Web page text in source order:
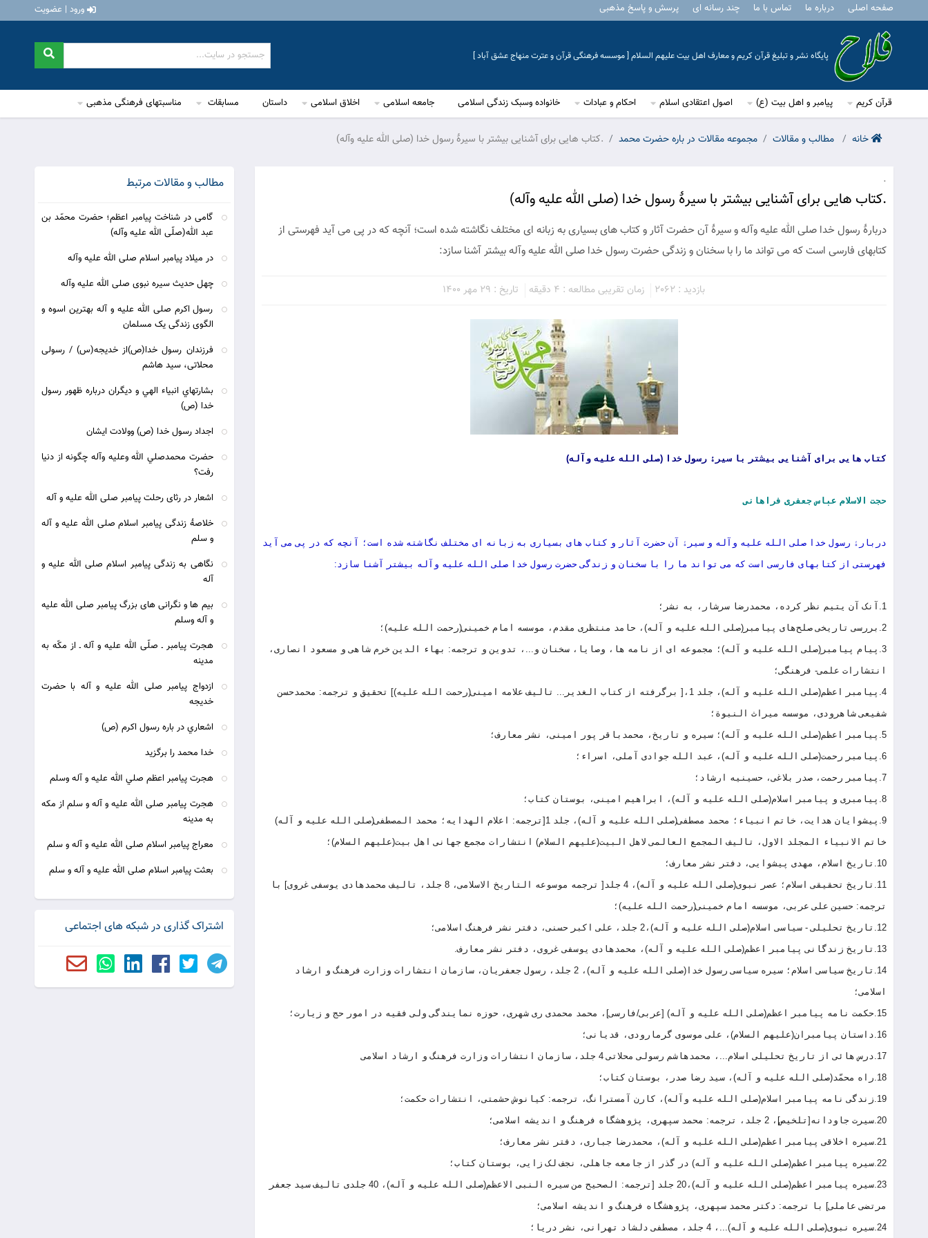
صفحه اصلی درباره ما تماس با ما چند رسانه ای پرسش و پاسخ مذهبی ورود | عضویت
پایگاه نشر و تبلیغ قرآن کریم و معارف اهل بیت علیهم السلام [ موسسه فرهنگی قرآن و عترت منهاج عشق آباد ]
قرآن کریم پیامبر و اهل بیت (ع) اصول اعتقادی اسلام احکام و عبادات خانواده وسبک زندگی اسلامی جامعه اسلامی اخلاق اسلامی داستان مسابقات مناسبتهای فرهنگی مذهبی
خانه مطالب و مقالات مجموعه مقالات در باره حضرت محمد .کتاب هایی برای آشنایی بیشتر با سیرۀ رسول خدا (صلی الله علیه وآله)
.
.کتاب هایی برای آشنایی بیشتر با سیرۀ رسول خدا (صلی الله علیه وآله)
دربارۀ رسول خدا صلی الله علیه وآله و سیرۀ آن حضرت آثار و کتاب های بسیاری به زبانه ای مختلف نگاشته شده است؛ آنچه که در پی می آید فهرستی از
کتابهای فارسی است که می تواند ما را با سخنان و زندگی حضرت رسول خدا صلی الله علیه وآله بیشتر آشنا سازد:
بازدید : 2062 زمان تقریبی مطالعه : 4 دقیقه تاریخ : 29 مهر 1400
کتاب هایی برای آشنایی بیشتر با سیرۀ رسول خدا (صلی الله علیه وآله)
حجت الاسلام عباس جعفری فراهانی
دربارۀ رسول خدا صلی الله علیه وآله و سیرۀ آن حضرت آثار و کتاب های بسیاری به زبانه ای مختلف نگاشته شده است؛ آنچه که در پی می آید
فهرستی از کتابهای فارسی است که می تواند ما را با سخنان و زندگی حضرت رسول خدا صلی الله علیه وآله بیشتر آشنا سازد:
1.آنک آن یتیم نظر کرده، محمدرضا سرشار، به نشر؛
2.بررسی تاریخی صلح‌های پیامبر(صلی الله علیه و آله)، حامد منتظری مقدم، موسسه امام خمینی(رحمت الله علیه)؛
3.پیام پیامبر(صلی الله علیه و آله)؛ مجموعه ای از نامه ها، وصایا، سخنان و...، تدوین و ترجمه: بهاء الدین خرم شاهی و مسعود انصاری،
انتشارات علمی- فرهنگی؛
4.پیامبر اعظم(صلی الله علیه و آله)، جلد 1،[ برگرفته از کتاب الغدیر... تالیف علامه امینی(رحمت الله علیه)] تحقیق و ترجمه: محمدحسن
شفیعی شاهرودی، موسسه میراث النبوة؛
5.پیامبر اعظم(صلی الله علیه و آله)؛ سیره و تاریخ، محمدباقر پور امینی، نشر معارف؛
6.پیامبر رحمت(صلی الله علیه و آله)، عبد الله جوادی آملی، اسراء؛
7.پیامبر رحمت، صدر بلاغی، حسینیه ارشاد؛
8.پیامبری و پیامبر اسلام(صلی الله علیه و آله)، ابراهیم امینی، بوستان کتاب؛
9.پیشوایان هدایت، خاتم انبیاء؛ محمد مصطفی(صلی الله علیه و آله)، جلد 1[ترجمه: اعلام الهدایه؛ محمد المصطفی(صلی الله علیه و آله)
خاتم الانبیاء المجلد الاول، تالیف المجمع العالمی لاهل البیت(علیهم السلام) انتشارات مجمع جهانی اهل بیت(علیهم السلام)؛
10.تاریخ اسلام، مهدی پیشوایی، دفتر نشر معارف؛
11.تاریخ تحقیقی اسلام؛ عصر نبوی(صلی الله علیه و آله)، 4 جلد[ ترجمه موسوعه التاریخ الاسلامی، 8 جلد، تالیف محمدهادی یوسفی غروی] با
ترجمه: حسین علی عربی، موسسه امام خمینی(رحمت الله علیه)؛
12.تاریخ تحلیلی - سیاسی اسلام(صلی الله علیه و آله)،2 جلد، علی اکبر حسنی، دفتر نشر فرهنگ اسلامی؛
13.تاریخ زندگانی پیامبر اعظم(صلی الله علیه و آله)، محمدهادی یوسفی غروی، دفتر نشر معارف.
14.تاریخ سیاسی اسلام؛ سیره سیاسی رسول خدا(صلی الله علیه و آله)، 2 جلد، رسول جعفریان، سازمان انتشارات وزارت فرهنگ و ارشاد
اسلامی؛
15.حکمت نامه پیامبر اعظم(صلی الله علیه و آله) [عربی/فارسی]، محمد محمدی ری شهری، حوزه نمایندگی ولی فقیه در امور حج و زیارت؛
16.داستان پیامبران(علیهم السلام)، علی موسوی گرمارودی، قدیانی؛
17.درس هائی از تاریخ تحلیلی اسلام...، محمدهاشم رسولی محلاتی 4 جلد، سازمان انتشارات وزارت فرهنگ و ارشاد اسلامی
18.راه محمّد(صلی الله علیه و آله)، سید رضا صدر، بوستان کتاب؛
19.زندگی نامه پیامبر اسلام(صلی الله علیه وآله)، کارن آمسترانگ، ترجمه: کیانوش حشمتی، انتشارات حکمت؛
20.سیرت جاودانه[تلخیص]، 2 جلد، ترجمه: محمد سپهری، پژوهشگاه فرهنگ و اندیشه اسلامی؛
21.سیره اخلاقی پیامبر اعظم(صلی الله علیه و آله)، محمدرضا جباری، دفتر نشر معارف؛
22.سیره پیامبر اعظم(صلی الله علیه و آله) در گذر از جامعه جاهلی، نجف لک زایی، بوستان کتاب؛
23.سیره پیامبر اعظم(صلی الله علیه و آله)،20 جلد [ترجمه: الصحیح من سیره النبی الاعظم(صلی الله علیه و آله)، 40 جلدی تالیف سید جعفر
مرتضی عاملی] با ترجمه: دکتر محمد سپهری، پژوهشگاه فرهنگ و اندیشه اسلامی؛
24.سیره نبوی(صلی الله علیه و آله)...، 4 جلد، مصطفی دلشاد تهرانی، نشر دریا؛
مطالب و مقالات مرتبط
گامی در شناخت پیامبر اعظم؛ حضرت محمّد بن
عبد الله(صلّی الله علیه وآله)
در میلاد پیامبر اسلام صلی الله علیه وآله
چهل حدیث سیره نبوی صلی الله علیه وآله
رسول اکرم صلی الله علیه و آله بهترین اسوه و
الگوی زندگی یک مسلمان
فرزندان رسول خدا(ص)از خدیجه(س) / رسولی
محلاتی، سید هاشم
بشارتهاي انبياء الهي و ديگران درباره ظهور رسول
خدا (ص)
اجداد رسول خدا (ص) وولادت ایشان
حضرت محمدصلي الله وعليه وآله چگونه از دنيا
رفت؟
اشعار در رثای رحلت پیامبر صلی الله علیه و آله
خلاصۀ زندگی پیامبر اسلام صلی الله علیه و آله
و سلم
نگاهی به زندگی پیامبر اسلام صلی الله علیه و
آله
بیم ها و نگرانی های بزرگ پیامبر صلی الله علیه
و آله وسلم
هجرت پیامبر ـ صلّی الله علیه و آله ـ از مكّه به
مدینه
ازدواج پیامبر صلی الله علیه و آله با حضرت
خدیجه
اشعاري در باره رسول اكرم (ص)
خدا محمد را برگزید
هجرت پيامبر اعظم صلي الله عليه و آله وسلم
هجرت پيامبر صلى الله عليه و آله و سلم از مكه
به مدينه‏
معراج پيامبر اسلام صلى الله عليه و آله و سلم‏
بعثت پيامبر اسلام صلى الله عليه و آله و سلم‏
اشتراک گذاری در شبکه های اجتماعی